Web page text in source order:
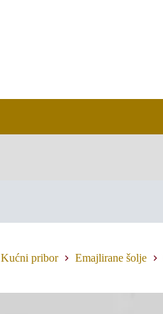
Kućni pribor Emajlirane šolje